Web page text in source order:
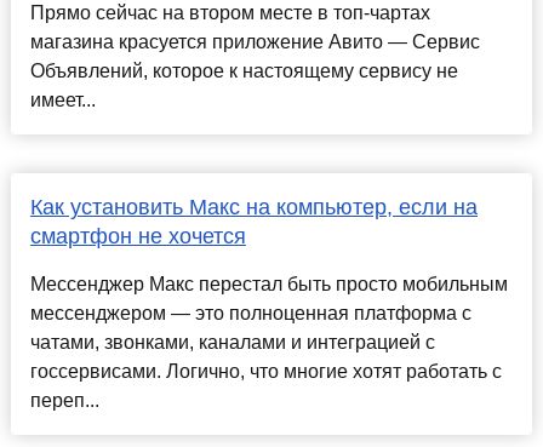
Прямо сейчас на втором месте в топ-чартах
магазина красуется приложение Авито — Сервис
Объявлений, которое к настоящему сервису не
имеет...
Как установить Макс на компьютер, если на
смартфон не хочется
Мессенджер Макс перестал быть просто мобильным
мессенджером — это полноценная платформа с
чатами, звонками, каналами и интеграцией с
госсервисами. Логично, что многие хотят работать с
переп...